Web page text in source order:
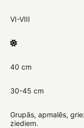
VI-VIII
40 cm
30-45 cm
Grupās, apmalēs,
ziediem.